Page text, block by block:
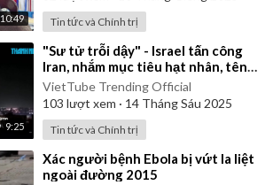
10:49 Tin tức và Chính trị
9:25
⁣"Sư tử trỗi dậy" - Israel tấn công
Iran, nhắm mục tiêu hạt nhân, tên
lửa, chỉ huy
VietTube Trending Official
103 lượt xem · 14 Tháng Sáu 2025
Tin tức và Chính trị
⁣Xác người bệnh Ebola bị vứt la liệt
ngoài đường 2015